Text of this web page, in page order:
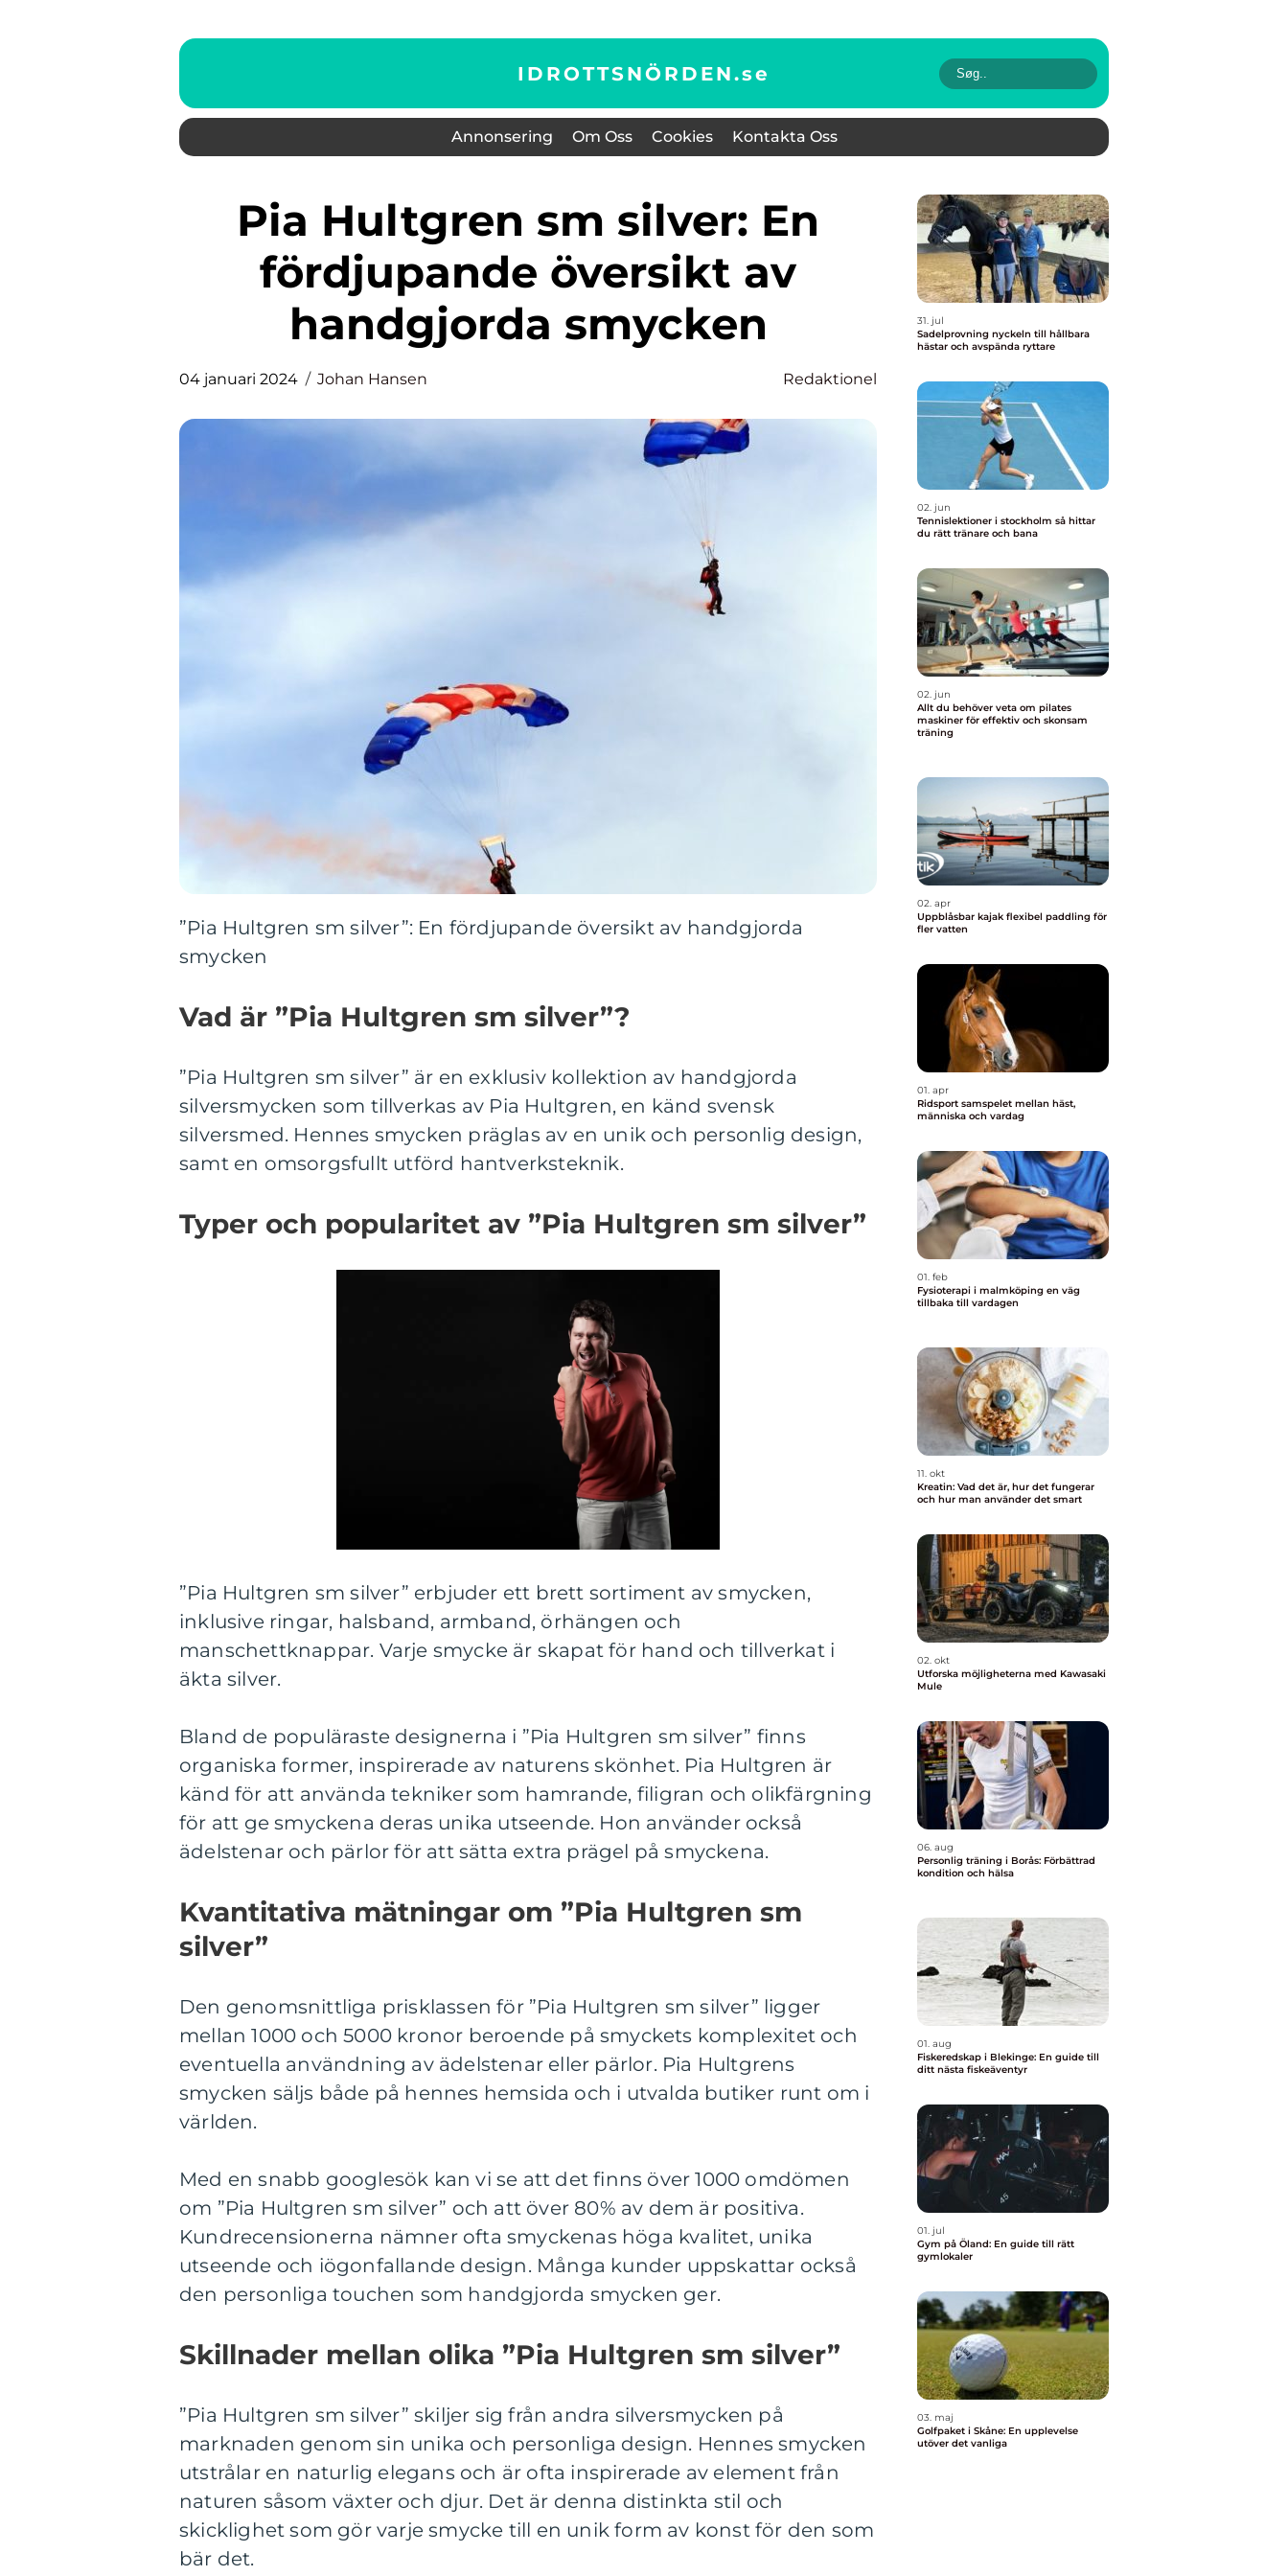
IDROTTSNÖRDEN.se
Annonsering Om Oss Cookies Kontakta Oss
Pia Hultgren sm silver: En
fördjupande översikt av
handgjorda smycken
04 januari 2024 Johan Hansen Redaktionel
”Pia Hultgren sm silver”: En fördjupande översikt av handgjorda
smycken
Vad är ”Pia Hultgren sm silver”?
”Pia Hultgren sm silver” är en exklusiv kollektion av handgjorda
silversmycken som tillverkas av Pia Hultgren, en känd svensk
silversmed. Hennes smycken präglas av en unik och personlig design,
samt en omsorgsfullt utförd hantverksteknik.
Typer och popularitet av ”Pia Hultgren sm silver”
”Pia Hultgren sm silver” erbjuder ett brett sortiment av smycken,
inklusive ringar, halsband, armband, örhängen och
manschettknappar. Varje smycke är skapat för hand och tillverkat i
äkta silver.
Bland de populäraste designerna i ”Pia Hultgren sm silver” finns
organiska former, inspirerade av naturens skönhet. Pia Hultgren är
känd för att använda tekniker som hamrande, filigran och olikfärgning
för att ge smyckena deras unika utseende. Hon använder också
ädelstenar och pärlor för att sätta extra prägel på smyckena.
Kvantitativa mätningar om ”Pia Hultgren sm
silver”
Den genomsnittliga prisklassen för ”Pia Hultgren sm silver” ligger
mellan 1000 och 5000 kronor beroende på smyckets komplexitet och
eventuella användning av ädelstenar eller pärlor. Pia Hultgrens
smycken säljs både på hennes hemsida och i utvalda butiker runt om i
världen.
Med en snabb googlesök kan vi se att det finns över 1000 omdömen
om ”Pia Hultgren sm silver” och att över 80% av dem är positiva.
Kundrecensionerna nämner ofta smyckenas höga kvalitet, unika
utseende och iögonfallande design. Många kunder uppskattar också
den personliga touchen som handgjorda smycken ger.
Skillnader mellan olika ”Pia Hultgren sm silver”
”Pia Hultgren sm silver” skiljer sig från andra silversmycken på
marknaden genom sin unika och personliga design. Hennes smycken
utstrålar en naturlig elegans och är ofta inspirerade av element från
naturen såsom växter och djur. Det är denna distinkta stil och
skicklighet som gör varje smycke till en unik form av konst för den som
bär det.
31. jul
Sadelprovning nyckeln till hållbara
hästar och avspända ryttare
02. jun
Tennislektioner i stockholm så hittar
du rätt tränare och bana
02. jun
Allt du behöver veta om pilates
maskiner för effektiv och skonsam
träning
02. apr
Uppblåsbar kajak flexibel paddling för
fler vatten
01. apr
Ridsport samspelet mellan häst,
människa och vardag
01. feb
Fysioterapi i malmköping en väg
tillbaka till vardagen
11. okt
Kreatin: Vad det är, hur det fungerar
och hur man använder det smart
02. okt
Utforska möjligheterna med Kawasaki
Mule
06. aug
Personlig träning i Borås: Förbättrad
kondition och hälsa
01. aug
Fiskeredskap i Blekinge: En guide till
ditt nästa fiskeäventyr
01. jul
Gym på Öland: En guide till rätt
gymlokaler
03. maj
Golfpaket i Skåne: En upplevelse
utöver det vanliga